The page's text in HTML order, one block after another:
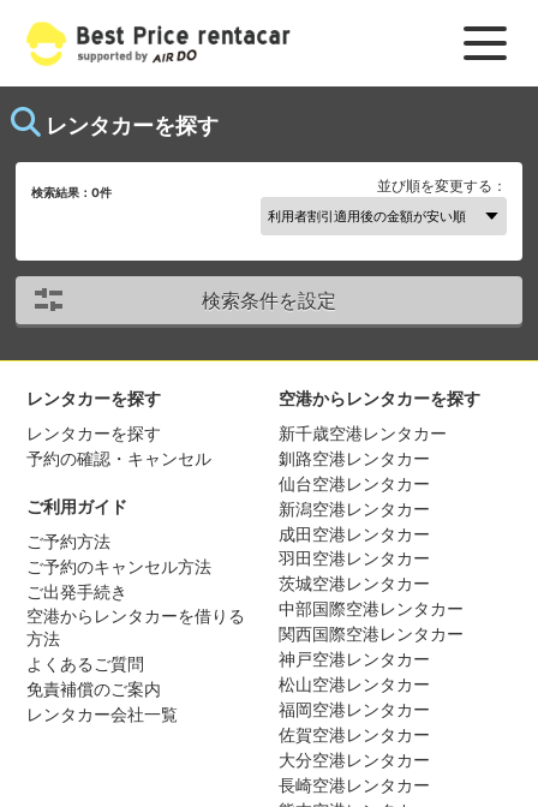
レンタカーを探す
検索結果：0件 並び順を変更する：
検索条件を設定
レンタカーを探す
レンタカーを探す
予約の確認・キャンセル
ご利用ガイド
ご予約方法
ご予約のキャンセル方法
ご出発手続き
空港からレンタカーを借りる
方法
よくあるご質問
免責補償のご案内
レンタカー会社一覧
空港からレンタカーを探す
新千歳空港レンタカー
釧路空港レンタカー
仙台空港レンタカー
新潟空港レンタカー
成田空港レンタカー
羽田空港レンタカー
茨城空港レンタカー
中部国際空港レンタカー
関西国際空港レンタカー
神戸空港レンタカー
松山空港レンタカー
福岡空港レンタカー
佐賀空港レンタカー
大分空港レンタカー
長崎空港レンタカー